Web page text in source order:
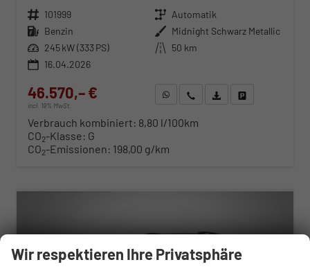
Fahrzeugnr. 101999 Getriebe Automatik
Kraftstoff Benzin Außenfarbe Midnight Schwarz Metallic
Leistung 245 kW (333 PS) Kilometerstand 50 km
16.04.2026
46.570,– €
incl. 19% MwSt.
WhatsApp anfragen
Wir rufen Sie anFahrzeugexposé (PDF)
Verbrauch kombiniert: 8,80 l/100km
CO2-Klasse: G
CO2-Emissionen: 198,00 g/km
Wir respektieren Ihre Privatsphäre